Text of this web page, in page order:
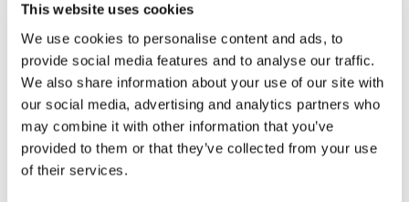
This website uses cookies
We use cookies to personalise content and ads, to
provide social media features and to analyse our traffic.
We also share information about your use of our site with
our social media, advertising and analytics partners who
may combine it with other information that you’ve
provided to them or that they’ve collected from your use
of their services.
Book bord på Konrads
Hvor: Overgade 32, Odense
Top 5 restauranter på Fyn i maj
Restaurant HOS